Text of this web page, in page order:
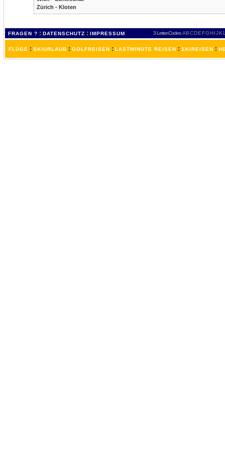
Zürich - Kloten
FRAGEN ? : DATENSCHUTZ : IMPRESSUM 3 Letter-Codes ABCDEFGH IJKL
FLÜGE : SKIURLAUB : GOLFREISEN : LASTMINUTE REISEN : SKIREISEN :